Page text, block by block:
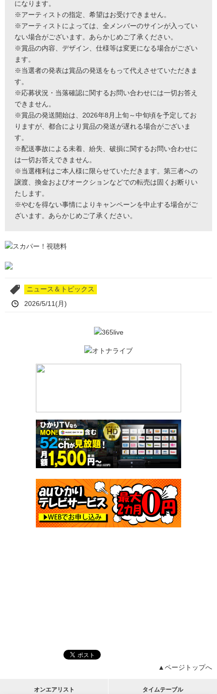
になります。
※アーティストの指定、希望はお受けできません。
※アーティストによっては、全メンバーのサインが入ってい
ない場合がございます。あらかじめご了承ください。
※賞品の内容、デザイン、仕様等は変更になる場合がござい
ます。
※当選者の発表は賞品の発送をもって代えさせていただきま
す。
※応募状況・当落確認に関するお問い合わせには一切お答え
できません。
※賞品の発送開始は、2026年8月上旬～中旬頃を予定してお
りますが、都合により賞品の発送が遅れる場合がございま
す。
※配送事故による未着、紛失、破損に関するお問い合わせに
は一切お答えできません。
※当選権利はご本人様に限らせていただきます。第三者への
譲渡、換金およびオークションなどでの転売は固くお断りい
たします。
※やむを得ない事情によりキャンペーンを中止する場合がご
ざいます。あらかじめご了承ください。
ニュース＆トピックス
2026/5/11(月)
▲ページトップへ
オンエアリスト タイムテーブル